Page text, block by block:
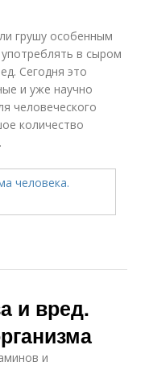
грушу особенным
в сыром
Сегодня это
и уже научно
человеческого
количество
и вред.
и